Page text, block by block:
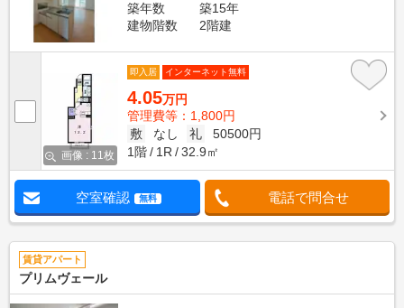
築年数
築15年
建物階数
2階建
画像 : 11枚
即入居 インターネット無料
4.05万円
管理費等：1,800円
敷
なし 礼
50500円
1階
1R 32.9㎡
空室確認 無料 電話で問合せ
賃貸アパート
プリムヴェール